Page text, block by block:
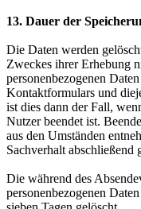
13. Dauer der
Die Daten werden
Zweckes ihrer Erhebung
personenbezogenen
Kontaktformulars und
ist dies dann der Fall,
Nutzer beendet ist.
aus den Umständen
Sachverhalt abschließend
Die während des
personenbezogenen